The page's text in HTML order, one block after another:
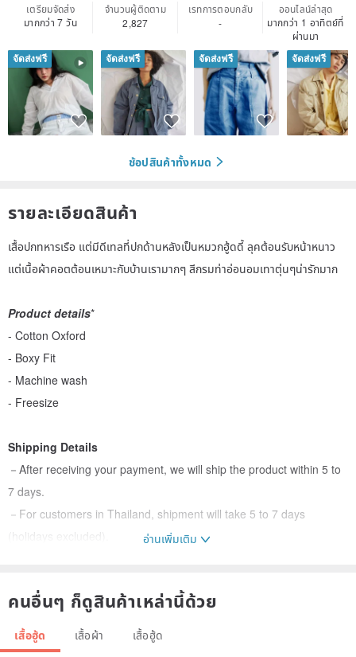
เตรียมจัดส่ง
มากกว่า 7 วัน
จำนวนผู้ติดตาม
2,827
เรทการตอบกลับ
-
ออนไลน์ล่าสุด
มากกว่า 1 อาทิตย์ที่
ผ่านมา
จัดส่งฟรี จัดส่งฟรี จัดส่งฟรี จัดส่งฟรี
ช้อปสินค้าทั้งหมด
รายละเอียดสินค้า
เสื้อปกทหารเรือ แต่มีดีเทลที่ปกด้านหลังเป็นหมวกฮู้ดดี้ ลุคต้อนรับหน้าหนาว
แต่เนื้อผ้าคอตต้อนเหมาะกับบ้านเรามากๆ สีกรมท่าอ่อนอมเทาตุ่นๆน่ารักมาก
Product details*
- Cotton Oxford
- Boxy Fit
- Machine wash
- Freesize
Shipping Details
－After receiving your payment, we will ship the product within 5 to
7 days.
－For customers in Thailand, shipment will take 5 to 7 days
(holidays excluded).
Returns Policy
－Buyers may return an order and request for a refund (partially or
อ่านเพิ่มเติม
คนอื่นๆ ก็ดูสินค้าเหล่านี้ด้วย
เสื้อฮู้ด เสื้อผ้า เสื้อฮู้ด